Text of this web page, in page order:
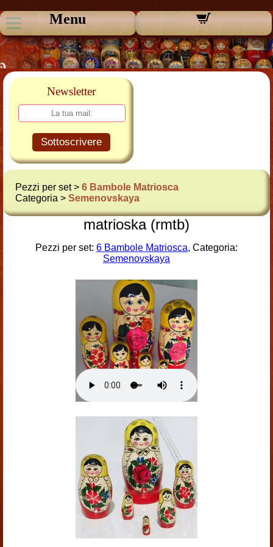
Menu
Newsletter
Sottoscrivere
Pezzi per set > 6 Bambole Matriosca
Categoria > Semenovskaya
matrioska (rmtb)
Pezzi per set: 6 Bambole Matriosca, Categoria:
Semenovskaya